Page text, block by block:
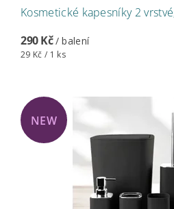
Kosmetické kapesníky 2
290 Kč/ balení
29 Kč / 1 ks
NEW